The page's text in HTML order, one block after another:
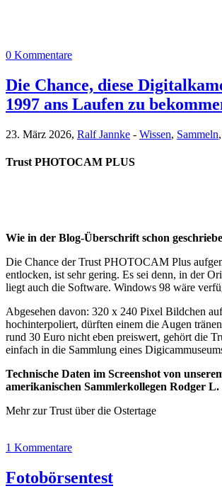
0 Kommentare
Die Chance, diese
1997 ans Laufen zu
23. März 2026, Ralf Jannke - Wissen, Sammeln,
Trust PHOTOCAM PLUS
Wie in der Blog-Überschrift schon
Die Chance der Trust PHOTOCAM Plus
entlocken, ist sehr gering. Es sei denn, in der
liegt auch die Software. Windows 98 wäre
Abgesehen davon: 320 x 240 Pixel Bildchen
hochinterpoliert, dürften einem die Augen
rund 30 Euro nicht eben preiswert, gehört die
einfach in die Sammlung eines
Technische Daten im Screenshot von
amerikanischen Sammlerkollegen Rodger
Mehr zur Trust über die Ostertage
1 Kommentare
Fotobörsentest